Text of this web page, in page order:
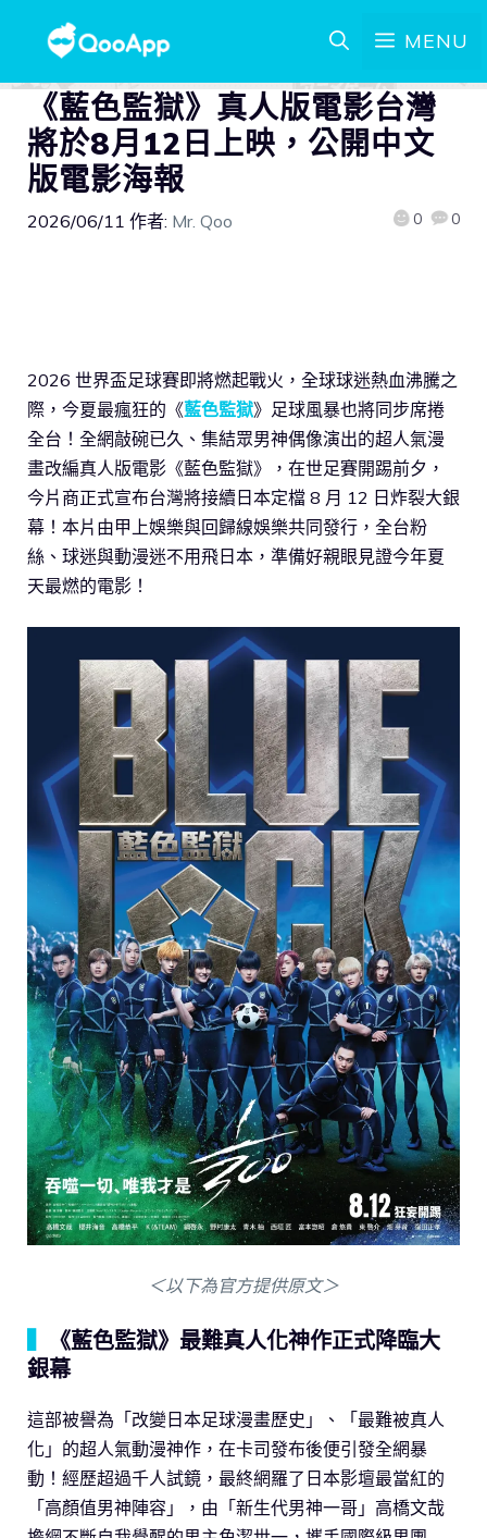
MENU
《藍色監獄》真人版電影台灣
將於8月12日上映，公開中文
版電影海報
2026/06/11 作者: Mr. Qoo 0 0
2026 世界盃足球賽即將燃起戰火，全球球迷熱血沸騰之
際，今夏最瘋狂的《藍色監獄》足球風暴也將同步席捲
全台！全網敲碗已久、集結眾男神偶像演出的超人氣漫
畫改編真人版電影《藍色監獄》，在世足賽開踢前夕，
今片商正式宣布台灣將接續日本定檔 8 月 12 日炸裂大銀
幕！本片由甲上娛樂與回歸線娛樂共同發行，全台粉
絲、球迷與動漫迷不用飛日本，準備好親眼見證今年夏
天最燃的電影！
＜以下為官方提供原文＞
《藍色監獄》最難真人化神作正式降臨大
銀幕
這部被譽為「改變日本足球漫畫歷史」、「最難被真人
化」的超人氣動漫神作，在卡司發布後便引發全網暴
動！經歷超過千人試鏡，最終網羅了日本影壇最當紅的
「高顏值男神陣容」，由「新生代男神一哥」高橋文哉